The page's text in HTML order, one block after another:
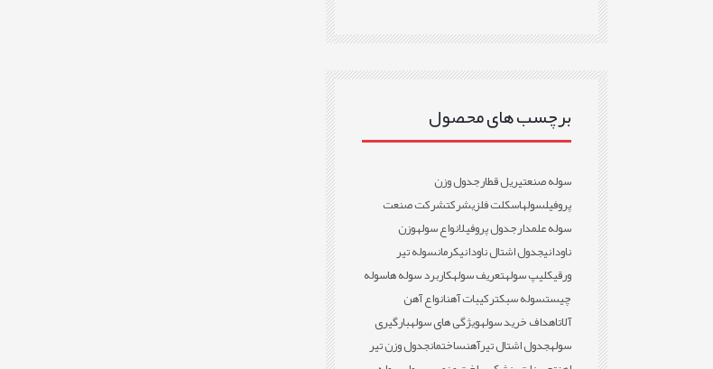
برچسب های محصول
سوله صنعتیریل قطارجدول وزن
پروفیلسولهاسکلت فلزیشرکتشرکت صنعت
سوله علمدارجدول پروفیلانواع سولهوزن
ناودانیجدول اشتال ناودانیکرمانسوله تیر
ورقیکلیپ سولهتعریف سولهکاربرد سوله هاسوله
چیستسوله سبکترکیبات آهنانواع آهن
آلاتاهداف خرید سولهویژگی های سولهبارگیری
سولهجدول اشتال تیرآهنساختمانجدول وزن تیر